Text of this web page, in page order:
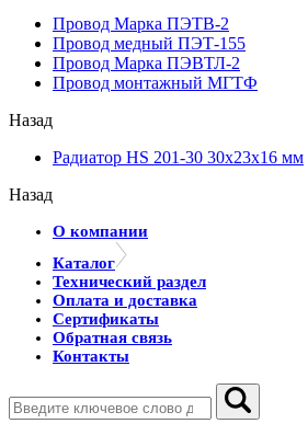
Провод Марка ПЭТВ-2
Провод медный ПЭТ-155
Провод Марка ПЭВТЛ-2
Провод монтажный МГТФ
Назад
Радиатор HS 201-30 30х23х16 мм
Назад
О компании
Каталог
Технический раздел
Оплата и доставка
Сертификаты
Обратная связь
Контакты